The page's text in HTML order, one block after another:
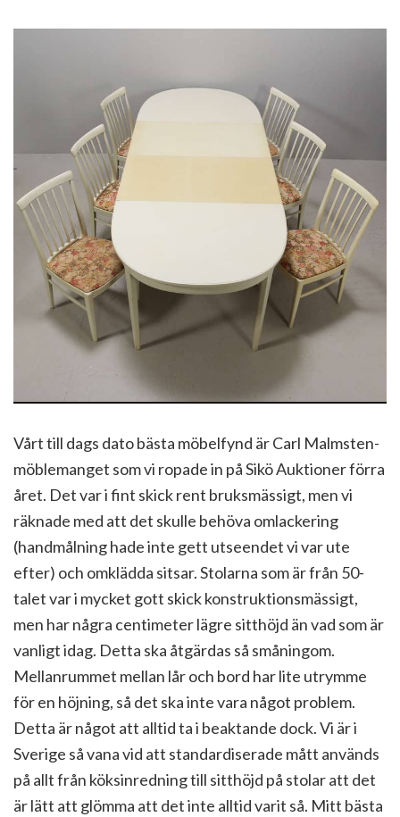
Vårt till dags dato bästa möbelfynd är Carl Malmsten-
möblemanget som vi ropade in på Sikö Auktioner förra
året. Det var i fint skick rent bruksmässigt, men vi
räknade med att det skulle behöva omlackering
(handmålning hade inte gett utseendet vi var ute
efter) och omklädda sitsar. Stolarna som är från 50-
talet var i mycket gott skick konstruktionsmässigt,
men har några centimeter lägre sitthöjd än vad som är
vanligt idag. Detta ska åtgärdas så småningom.
Mellanrummet mellan lår och bord har lite utrymme
för en höjning, så det ska inte vara något problem.
Detta är något att alltid ta i beaktande dock. Vi är i
Sverige så vana vid att standardiserade mått används
på allt från köksinredning till sitthöjd på stolar att det
är lätt att glömma att det inte alltid varit så. Mitt bästa